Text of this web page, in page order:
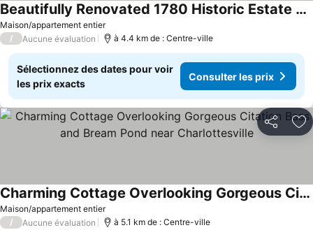
Maison/appartement entier
Beautifully Renovated 1780 Historic Estate And Horse Farm
Consulter les prix
/ Aucune évaluation à 4.4 km de : Centre-ville
Sélectionnez des dates pour voir
les prix exacts
Consulter les prix
Partager
Maison/appartement entier
Charming Cottage Overlooking Gorgeous Citation Bass and Bream Pond near Charlottesville
Consulter les prix
/ Aucune évaluation à 5.1 km de : Centre-ville